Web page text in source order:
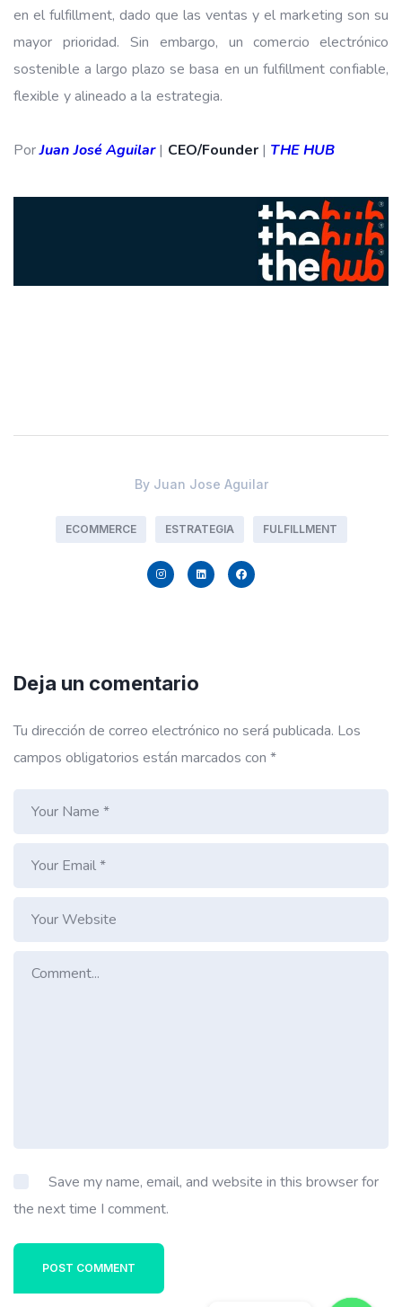
en el fulfillment, dado que las ventas y el marketing son su
mayor prioridad. Sin embargo, un comercio electrónico
sostenible a largo plazo se basa en un fulfillment confiable,
flexible y alineado a la estrategia.
PorJuan José Aguilar| CEO/Founder | THE HUB
By Juan Jose Aguilar
ECOMMERCE ESTRATEGIA FULFILLMENT
Deja un comentario
Tu dirección de correo electrónico no será publicada. Los
campos obligatorios están marcados con *
Save my name, email, and website in this browser for
the next time I comment.
POST COMMENT
WhatsApp
WhatsApp